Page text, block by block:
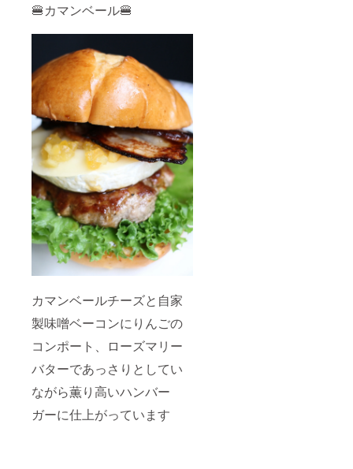
🍔カマンベール🍔
カマンベールチーズと自家
製味噌ベーコンにりんごの
コンポート、ローズマリー
バターであっさりとしてい
ながら薫り高いハンバー
ガーに仕上がっています